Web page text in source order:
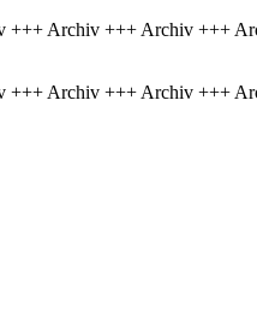
Archiv +++ Archiv +++
Archiv +++ Archiv +++